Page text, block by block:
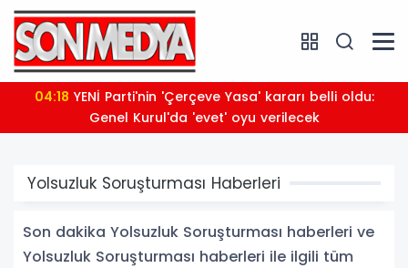
04:18
Genel Kurul'da 'evet' oyu verilecek
Yolsuzluk Soruşturması Haberleri
Son dakika Yolsuzluk Soruşturması haberleri ve
Yolsuzluk Soruşturması haberleri ile ilgili tüm